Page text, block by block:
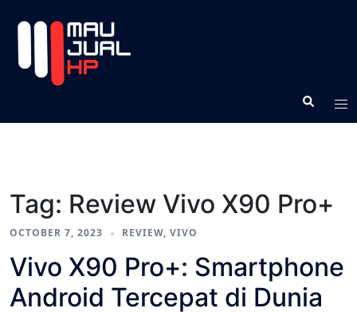
Tag: Review Vivo X90 Pro+
OCTOBER 7, 2023 REVIEW, VIVO
Vivo X90 Pro+: Smartphone
Android Tercepat di Dunia